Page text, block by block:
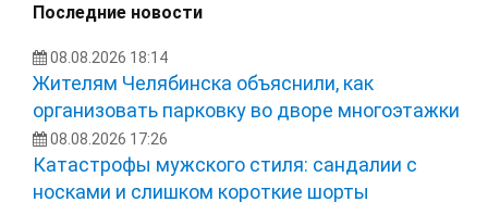
Последние новости
08.08.2026 18:14
Жителям Челябинска объяснили, как
организовать парковку во дворе многоэтажки
08.08.2026 17:26
Катастрофы мужского стиля: сандалии с
носками и слишком короткие шорты